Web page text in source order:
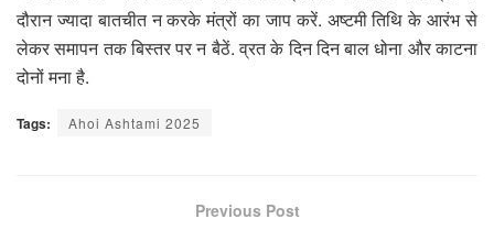
दौरान ज्यादा बातचीत न करके मंत्रों का जाप करें. अष्टमी तिथि के आरंभ से
लेकर समापन तक बिस्तर पर न बैठें. व्रत के दिन दिन बाल धोना और काटना
दोनों मना है.
Tags: Ahoi Ashtami 2025
Previous Post